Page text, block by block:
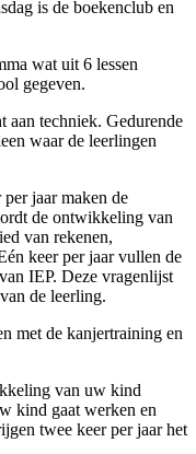
is de boekenclub en
wat uit 6 lessen
gegeven.
aan techniek. Gedurende
waar de leerlingen
jaar maken de
de ontwikkeling van
van rekenen,
keer per jaar vullen de
IEP. Deze vragenlijst
de leerling.
met de kanjertraining en
van uw kind
kind gaat werken en
twee keer per jaar het